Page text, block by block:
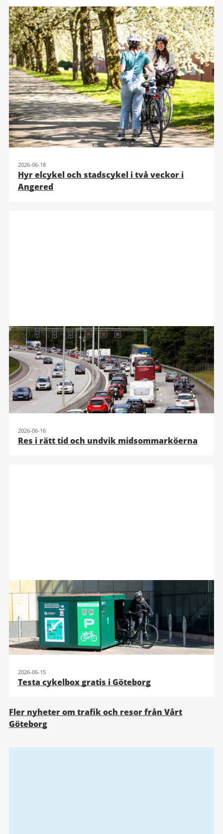
2026-06-18
Hyr elcykel och stadscykel i två veckor i
Angered
2026-06-16
Res i rätt tid och undvik midsommarköerna
2026-06-15
Testa cykelbox gratis i Göteborg
Fler nyheter om trafik och resor från Vårt
Göteborg